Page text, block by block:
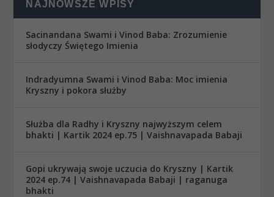
NAJNOWSZE WPISY
Sacinandana Swami i Vinod Baba: Zrozumienie
słodyczy Świętego Imienia
Indradyumna Swami i Vinod Baba: Moc imienia
Kryszny i pokora służby
Służba dla Radhy i Kryszny najwyższym celem
bhakti | Kartik 2024 ep.75 | Vaishnavapada Babaji
Gopi ukrywają swoje uczucia do Kryszny | Kartik
2024 ep.74 | Vaishnavapada Babaji | raganuga
bhakti